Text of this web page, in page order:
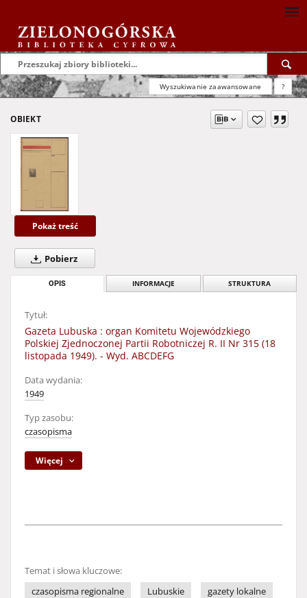
Wyszukiwanie zaawansowane ?
OBIEKT
Pokaż treść
Pobierz
OPIS INFORMACJE STRUKTURA
Tytuł:
Gazeta Lubuska : organ Komitetu Wojewódzkiego
Polskiej Zjednoczonej Partii Robotniczej R. II Nr 315 (18
listopada 1949). - Wyd. ABCDEFG
Data wydania:
1949
Typ zasobu:
czasopisma
Więcej
Temat i słowa kluczowe:
czasopisma regionalne
Lubuskie
gazety lokalne